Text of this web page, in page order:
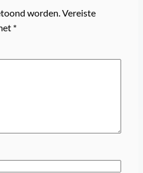
worden. Vereiste
*